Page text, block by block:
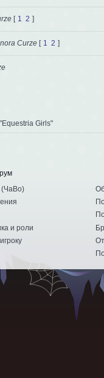
[ 1 2 ]
Curze [ 1 2 ]
Girls"
(ЧаВо)
и роли